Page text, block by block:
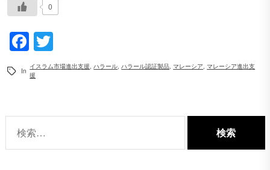
0
Facebook
In
イスラム市場進出支援,ハラール,ハラール認証製品,マレーシア,マレーシア進出支
援
索: